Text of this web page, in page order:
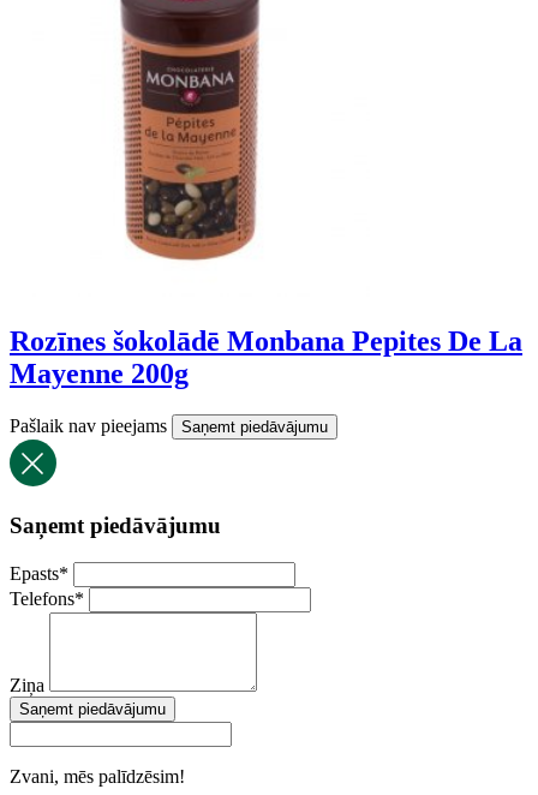
Rozīnes šokolādē Monbana Pepites De La
Mayenne 200g
Pašlaik nav pieejams Saņemt piedāvājumu
Saņemt piedāvājumu
Epasts*
Telefons*
Ziņa
Saņemt piedāvājumu
Zvani, mēs palīdzēsim!